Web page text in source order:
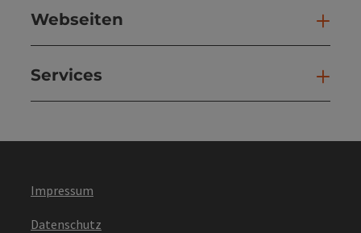
Webseiten
Services
Impressum
Datenschutz